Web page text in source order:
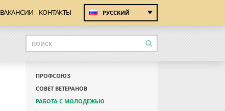
ВАКАНСИИ КОНТАКТЫ РУССКИЙ
ПРОФСОЮЗ
СОВЕТ ВЕТЕРАНОВ
РАБОТА С МОЛОДЕЖЬЮ